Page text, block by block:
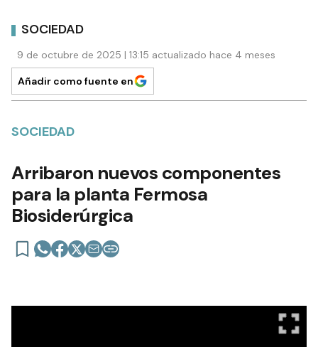
SOCIEDAD
9 de octubre de 2025 | 13:15 actualizado hace 4 meses
Añadir como fuente en
SOCIEDAD
Arribaron nuevos componentes
para la planta Fermosa
Biosiderúrgica